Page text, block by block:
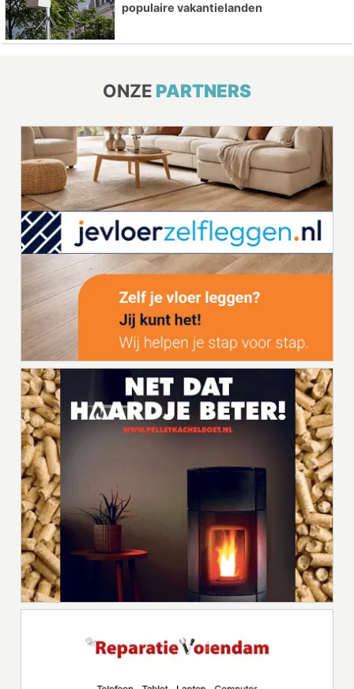
populaire vakantielanden
ONZE PARTNERS